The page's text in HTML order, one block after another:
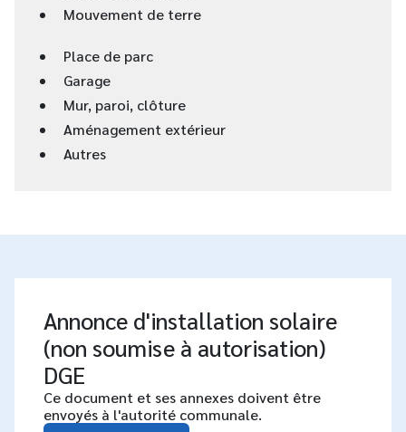
Mouvement de terre
Place de parc
Garage
Mur, paroi, clôture
Aménagement extérieur
Autres
Annonce d'installation solaire
(non soumise à autorisation)
DGE
Ce document et ses annexes doivent être
envoyés à l'autorité communale.